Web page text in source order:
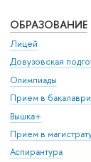
ОБРАЗОВАНИЕ
Лицей
Довузовская
Олимпиады
Прием в
Вышка+
Прием в
Аспирантура